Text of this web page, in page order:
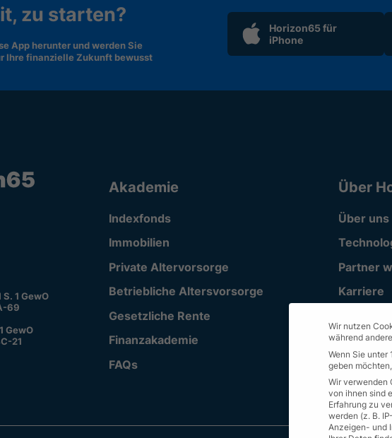
zu starten?
App herunter und werden Sie
Ihre finanzielle Zukunft bewusst
Horizon65 für
iPhone
1 GewO
69
GewO
21
Akademie
Indexfonds
Immobilien
Private Altervorsorge
Betriebliche Altersvorsorge
Gesetzliche Rente
Finanzakademie
FAQs
Über
Über uns
Partner
Karriere
Wir nutzen
während
Wenn Sie unter
geben
Wir verwenden
von ihnen sind
Erfahrung zu
werden (z. B.
Anzeigen- und